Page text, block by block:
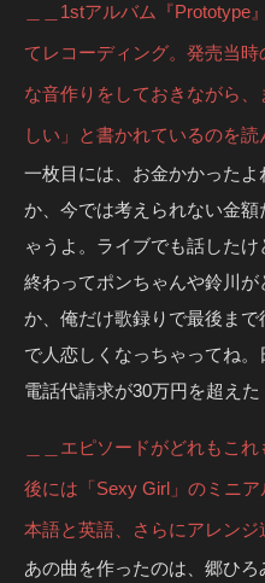
＿＿1stアルバム『Prototype
てレコーディング。発売当
な音作りをしておきながら
しい」と書かれているのを読
一枚目には、お金かかった
か、今では考えられない金
ゃうよ。ライブでも話した
終わってポンちゃんや鈴川
か、俺だけ歌録りで最後ま
で人恋しくなっちゃってね
電話代請求が30万円を超えた
＿＿エピソードがどれもこ
後には「Sexy Girl」のミニ
本語と英語、さらにアレンジ
あの曲を作ったのは、郷ひろ